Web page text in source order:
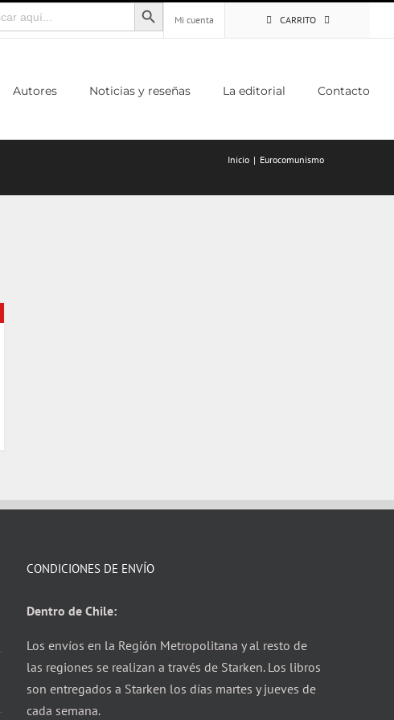
Mi cuenta
CARRITO
Autores Noticias y reseñas La editorial Contacto
Inicio Eurocomunismo
CONDICIONES DE ENVÍO
Dentro de Chile:
Los envíos en la Región Metropolitana y al resto de
las regiones se realizan a través de Starken. Los libros
son entregados a Starken los días martes y jueves de
cada semana.